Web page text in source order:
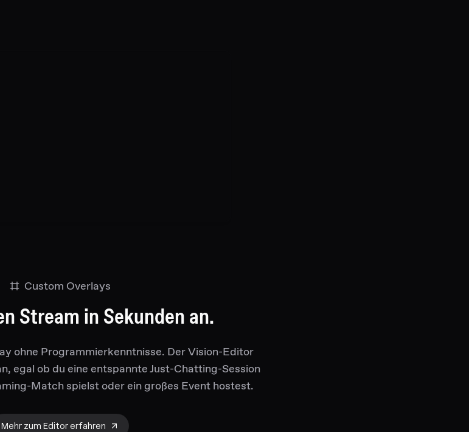
Custom Overlays
Stream in Sekunden an.
ohne Programmierkenntnisse. Der Vision-Editor
egal ob du eine entspannte Just-Chatting-Session
Match spielst oder ein großes Event hostest.
Mehr zum Editor erfahren